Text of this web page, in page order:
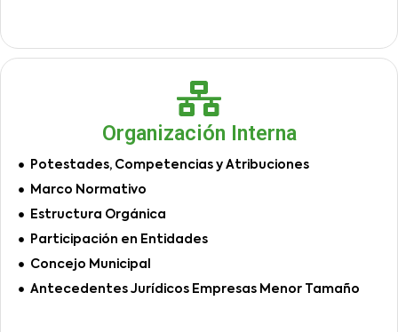
Organización Interna
Potestades, Competencias y Atribuciones
Marco Normativo
Estructura Orgánica
Participación en Entidades
Concejo Municipal
Antecedentes Jurídicos Empresas Menor Tamaño